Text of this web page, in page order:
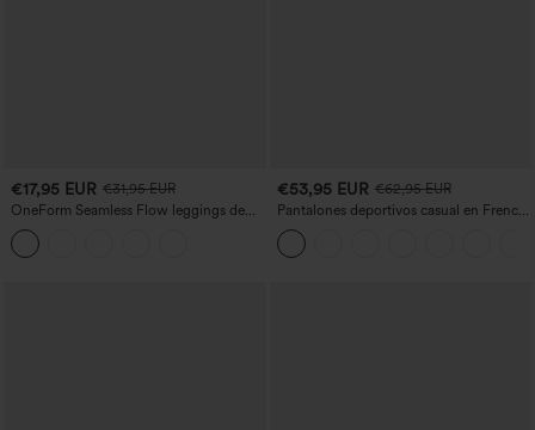
€17,95 EUR €31,95 EUR
OneForm Seamless Flow leggings de
yoga de talle alto con control abdominal
y realce de glúteos
€53,95 EUR €62,95 EUR
Pantalones deportivos casual en French
terry con estampado denim, tiro medio,
estilo jeans y bolsillos